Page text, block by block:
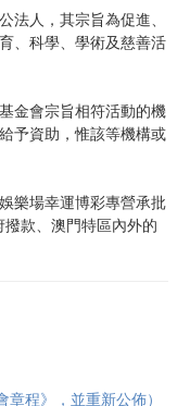
法人，其宗旨為促進、
、科學、學術及慈善活
金會宗旨相符活動的機
予資助，惟該等機構或
樂場幸運博彩專營承批
款、澳門特區內外的
程》，並重新公佈）